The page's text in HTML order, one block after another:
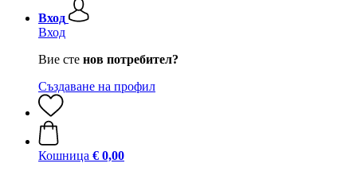
Вход
Вход
Вие сте нов потребител?
Създаване на профил
Кошница € 0,00